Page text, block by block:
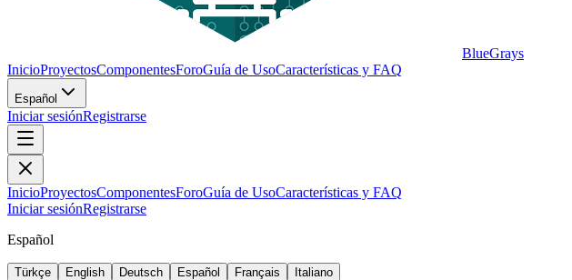
BlueGrays
InicioProyectosComponentesForoGuía de UsoCaracterísticas y FAQ
Español
Iniciar sesiónRegistrarse
InicioProyectosComponentesForoGuía de UsoCaracterísticas y FAQ
Iniciar sesiónRegistrarse
Español
Türkçe English Deutsch Español Français Italiano